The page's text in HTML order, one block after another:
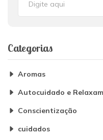
Categorias
Aromas
Autocuidado e
Conscientização
cuidados